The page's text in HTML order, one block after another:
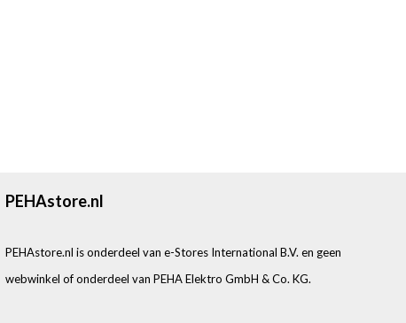
PEHAstore.nl
PEHAstore.nl is onderdeel van e-Stores International B.V. en geen
webwinkel of onderdeel van PEHA Elektro GmbH & Co. KG.